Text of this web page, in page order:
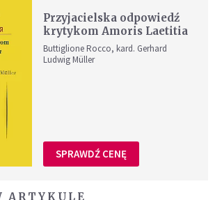
Przyjacielska odpowiedź
krytykom Amoris Laetitia
Buttiglione Rocco, kard. Gerhard
Ludwig Müller
SPRAWDŹ CENĘ
ARTYKULE